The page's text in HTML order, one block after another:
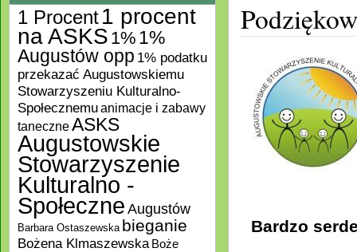
Bardzo
1 Procent1 procent
na ASKS 1% 1%
Augustów opp 1% podatku
przekazać Augustowskiemu
Stowarzyszeniu Kulturalno-
Społecznemuanimacje i zabawy
taneczneASKS
Augustowskie
Stowarzyszenie
Kulturalno -
Społeczne Augustów
Barbara Ostaszewska bieganie
Bożena Klmaszewska Boże